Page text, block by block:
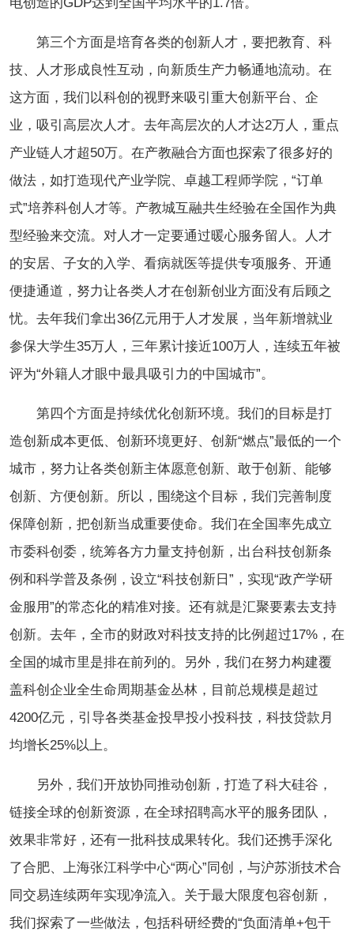
电创造的GDP达到全国平均水平的1.7倍。
第三个方面是培育各类的创新人才，要把教育、科
技、人才形成良性互动，向新质生产力畅通地流动。在
这方面，我们以科创的视野来吸引重大创新平台、企
业，吸引高层次人才。去年高层次的人才达2万人，重点
产业链人才超50万。在产教融合方面也探索了很多好的
做法，如打造现代产业学院、卓越工程师学院，“订单
式”培养科创人才等。产教城互融共生经验在全国作为典
型经验来交流。对人才一定要通过暖心服务留人。人才
的安居、子女的入学、看病就医等提供专项服务、开通
便捷通道，努力让各类人才在创新创业方面没有后顾之
忧。去年我们拿出36亿元用于人才发展，当年新增就业
参保大学生35万人，三年累计接近100万人，连续五年被
评为“外籍人才眼中最具吸引力的中国城市”。
第四个方面是持续优化创新环境。我们的目标是打
造创新成本更低、创新环境更好、创新“燃点”最低的一个
城市，努力让各类创新主体愿意创新、敢于创新、能够
创新、方便创新。所以，围绕这个目标，我们完善制度
保障创新，把创新当成重要使命。我们在全国率先成立
市委科创委，统筹各方力量支持创新，出台科技创新条
例和科学普及条例，设立“科技创新日”，实现“政产学研
金服用”的常态化的精准对接。还有就是汇聚要素去支持
创新。去年，全市的财政对科技支持的比例超过17%，在
全国的城市里是排在前列的。另外，我们在努力构建覆
盖科创企业全生命周期基金丛林，目前总规模是超过
4200亿元，引导各类基金投早投小投科技，科技贷款月
均增长25%以上。
另外，我们开放协同推动创新，打造了科大硅谷，
链接全球的创新资源，在全球招聘高水平的服务团队，
效果非常好，还有一批科技成果转化。我们还携手深化
了合肥、上海张江科学中心“两心”同创，与沪苏浙技术合
同交易连续两年实现净流入。关于最大限度包容创新，
我们探索了一些做法，包括科研经费的“负面清单+包干